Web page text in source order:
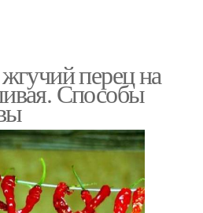
перец на
Способы